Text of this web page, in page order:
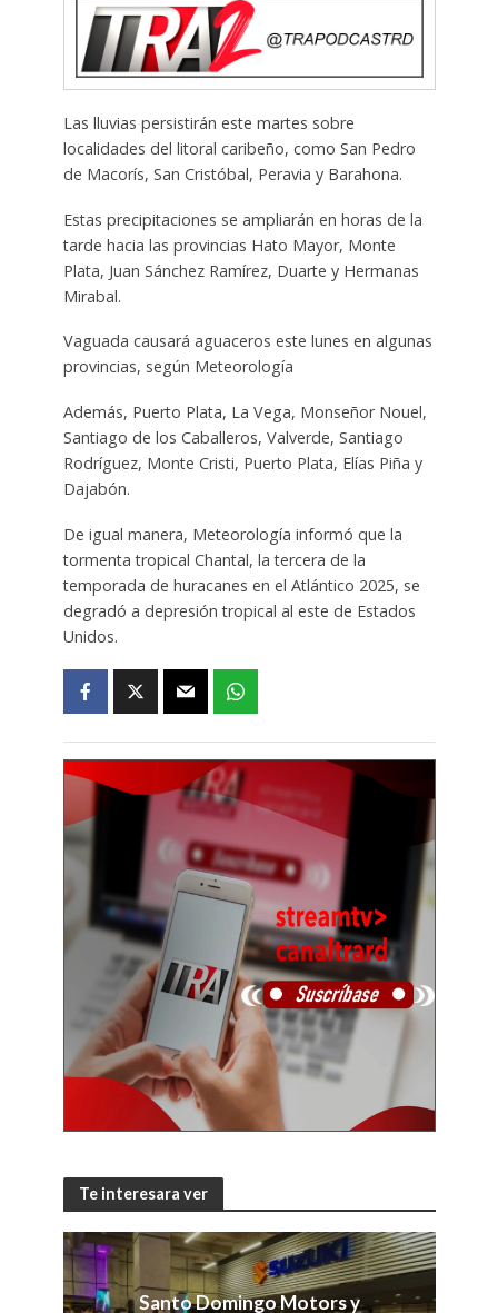
Las lluvias persistirán este martes sobre
localidades del litoral caribeño, como San Pedro
de Macorís, San Cristóbal, Peravia y Barahona.
Estas precipitaciones se ampliarán en horas de la
tarde hacia las provincias Hato Mayor, Monte
Plata, Juan Sánchez Ramírez, Duarte y Hermanas
Mirabal.
Vaguada causará aguaceros este lunes en algunas
provincias, según Meteorología
Además, Puerto Plata, La Vega, Monseñor Nouel,
Santiago de los Caballeros, Valverde, Santiago
Rodríguez, Monte Cristi, Puerto Plata, Elías Piña y
Dajabón.
De igual manera, Meteorología informó que la
tormenta tropical Chantal, la tercera de la
temporada de huracanes en el Atlántico 2025, se
degradó a depresión tropical al este de Estados
Unidos.
Te interesara ver
Santo Domingo Motors y